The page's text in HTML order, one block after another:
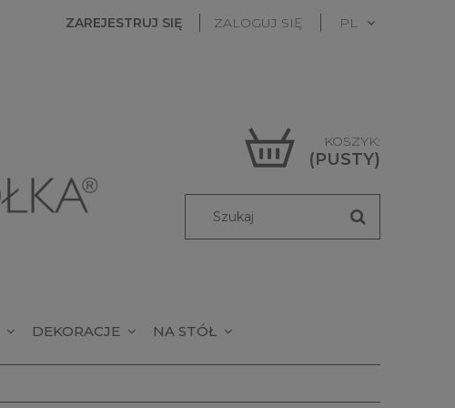
ZAREJESTRUJ SIĘ ZALOGUJ SIĘ
KOSZYK:
(PUSTY)
DEKORACJE NA STÓŁ